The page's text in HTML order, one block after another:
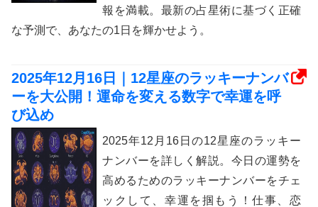
報を満載。最新の占星術に基づく正確
な予測で、あなたの1日を輝かせよう。
2025年12月16日｜12星座のラッキーナンバ
ーを大公開！運命を変える数字で幸運を呼
び込め
2025年12月16日の12星座のラッキー
ナンバーを詳しく解説。今日の運勢を
高めるためのラッキーナンバーをチェ
ックして、幸運を掴もう！仕事、恋